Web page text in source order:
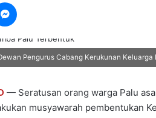
Pengurus Cabang Kerukunan
— Seratusan orang warga Palu
musyawarah pembentukan